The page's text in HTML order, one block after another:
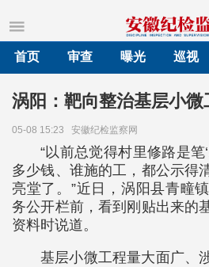
首页
审查 曝光 巡视
涡阳：靶向整治基层小
05-08 15:23 安徽纪检监察网
“以前总觉得村里修路是笔
多少钱、谁施的工，都公示得
亮堂了。”近日，涡阳县青疃
务公开栏前，看到刚贴出来的
资料时说道。
基层小微工程量大面广、